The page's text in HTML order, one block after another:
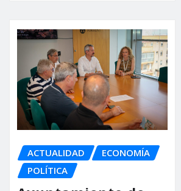
ACTUALIDAD
ECONOMÍA
POLÍTICA